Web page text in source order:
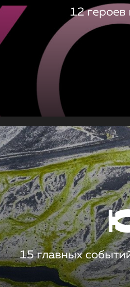
12 героев
15 главных